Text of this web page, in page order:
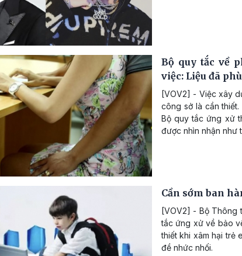
Bộ quy tắc về
việc: Liệu đã
[VOV2] - Việc xây
công sở là cần
Bộ quy tắc ứng xử
được nhìn nhận như
Cần sớm ban
[VOV2] - Bộ Thông
tắc ứng xử về bảo
thiết khi xâm hại trẻ
đề nhức nhối.